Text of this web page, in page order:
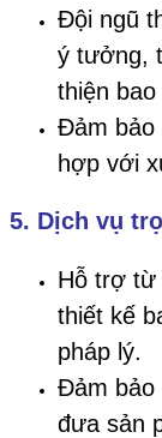
Đội ngũ
ý tưởng,
thiện
Đảm bảo
hợp với
5. Dịch vụ
Hỗ trợ từ
thiết kế
pháp lý.
Đảm bảo
đưa sản